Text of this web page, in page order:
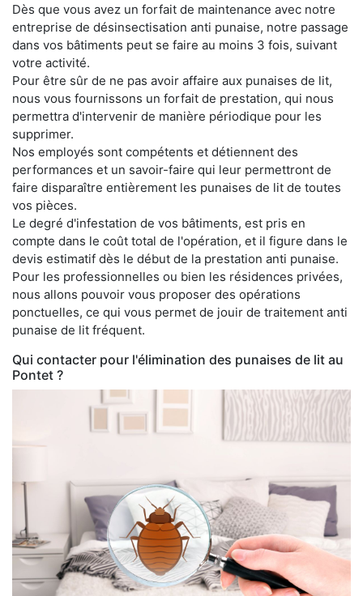
Dès que vous avez un forfait de maintenance avec notre
entreprise de désinsectisation anti punaise, notre passage
dans vos bâtiments peut se faire au moins 3 fois, suivant
votre activité.
Pour être sûr de ne pas avoir affaire aux punaises de lit,
nous vous fournissons un forfait de prestation, qui nous
permettra d'intervenir de manière périodique pour les
supprimer.
Nos employés sont compétents et détiennent des
performances et un savoir-faire qui leur permettront de
faire disparaître entièrement les punaises de lit de toutes
vos pièces.
Le degré d'infestation de vos bâtiments, est pris en
compte dans le coût total de l'opération, et il figure dans le
devis estimatif dès le début de la prestation anti punaise.
Pour les professionnelles ou bien les résidences privées,
nous allons pouvoir vous proposer des opérations
ponctuelles, ce qui vous permet de jouir de traitement anti
punaise de lit fréquent.
Qui contacter pour l'élimination des punaises de lit au
Pontet ?